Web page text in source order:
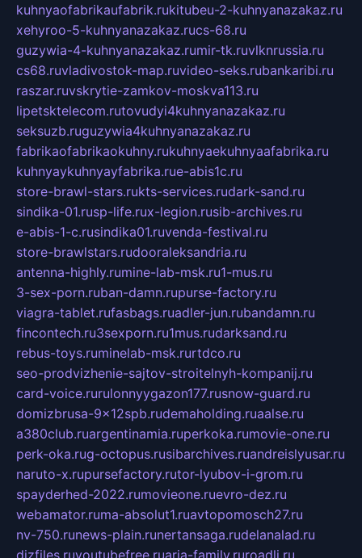
kuhnyaofabrikaufabrik.rukitubeu-2-kuhnyanazakaz.ru
xehyroo-5-kuhnyanazakaz.rucs-68.ru
guzywia-4-kuhnyanazakaz.rumir-tk.ruvlknrussia.ru
cs68.ruvladivostok-map.ruvideo-seks.rubankaribi.ru
raszar.ruvskrytie-zamkov-moskva113.ru
lipetsktelecom.rutovudyi4kuhnyanazakaz.ru
seksuzb.ruguzywia4kuhnyanazakaz.ru
fabrikaofabrikaokuhny.rukuhnyaekuhnyaafabrika.ru
kuhnyaykuhnyayfabrika.rue-abis1c.ru
store-brawl-stars.rukts-services.rudark-sand.ru
sindika-01.rusp-life.rux-legion.rusib-archives.ru
e-abis-1-c.rusindika01.ruvenda-festival.ru
store-brawlstars.rudooraleksandria.ru
antenna-highly.rumine-lab-msk.ru1-mus.ru
3-sex-porn.ruban-damn.rupurse-factory.ru
viagra-tablet.rufasbags.ruadler-jun.rubandamn.ru
fincontech.ru3sexporn.ru1mus.rudarksand.ru
rebus-toys.ruminelab-msk.rurtdco.ru
seo-prodvizhenie-sajtov-stroitelnyh-kompanij.ru
card-voice.rurulonnyygazon177.rusnow-guard.ru
domizbrusa-9x12spb.rudemaholding.ruaalse.ru
a380club.ruargentinamia.ruperkoka.rumovie-one.ru
perk-oka.rug-octopus.rusibarchives.ruandreislyusar.ru
naruto-x.rupursefactory.rutor-lyubov-i-grom.ru
spayderhed-2022.rumovieone.ruevro-dez.ru
webamator.ruma-absolut1.ruavtopomosch27.ru
nv-750.runews-plain.runertansaga.rudelanalad.ru
dizfiles.ruyoutubefree.ruaria-family.ruroadli.ru